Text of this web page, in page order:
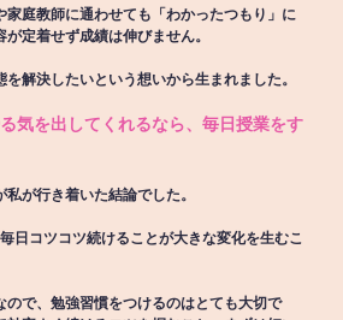
家庭教師に通わせても「わかったつもり」に
定着せず成績は伸びません。
解決したいという想いから生まれました。
気を出してくれるなら、毎日授業をす
が行き着いた結論でした。
日コツコツ続けることが大きな変化を生むこ
ので、勉強習慣をつけるのはとても大切で